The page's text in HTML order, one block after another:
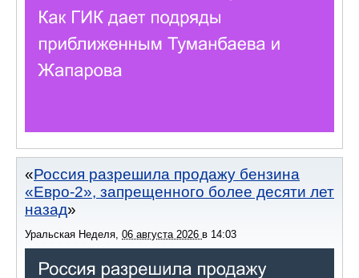
Россия разрешила продажу бензина
«Евро-2», запрещенного более десяти лет
назад
Уральская Неделя 06 августа 2026 в 14:03